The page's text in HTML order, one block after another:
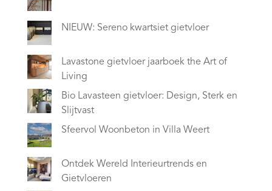
NIEUW: Sereno kwartsiet gietvloer
Lavastone gietvloer jaarboek the Art of
Living
Bio Lavasteen gietvloer: Design, Sterk en
Slijtvast
Sfeervol Woonbeton in Villa Weert
Ontdek Wereld Interieurtrends en
Gietvloeren